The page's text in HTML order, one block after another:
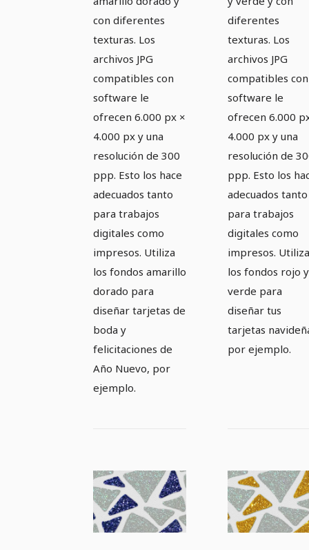
con diferentes
texturas. Los
archivos JPG
compatibles con
software le
ofrecen 6.000 px ×
4.000 px y una
resolución de 300
ppp. Esto los hace
adecuados tanto
para trabajos
digitales como
impresos. Utiliza
los fondos amarillo
dorado para
diseñar tarjetas de
boda y
felicitaciones de
Año Nuevo, por
ejemplo.
diferentes
texturas. Los
archivos JPG
compatibles con
software le
ofrecen 6.000
4.000 px y una
resolución de
ppp. Esto los
adecuados tanto
para trabajos
digitales como
impresos. Utiliza
los fondos rojo y
verde para
diseñar tus
tarjetas
por ejemplo.